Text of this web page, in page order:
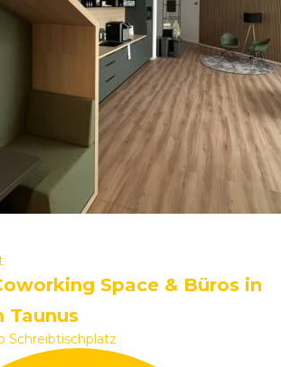
Space & Büros in
Taunus
Schreibtischplatz